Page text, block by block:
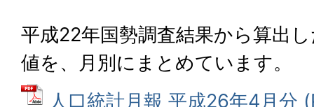
平成22年国勢調査結果から算出
値を、月別にまとめています。
人口統計月報 平成26年4月分